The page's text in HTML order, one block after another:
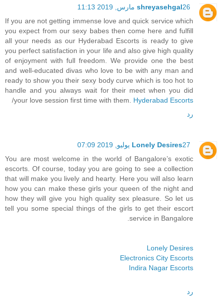
shreyasehgal26 مارس, 2019 11:13
If you are not getting immense love and quick service which
you expect from our sexy babes then come here and fulfill
all your needs as our Hyderabad Escorts is ready to give
you perfect satisfaction in your life and also give high quality
of enjoyment with full freedom. We provide one the best
and well-educated divas who love to be with any man and
ready to show you their sexy body curve which is too hot to
handle and you always wait for their meet when you did
your love session first time with them. Hyderabad Escorts
/
رد
Lonely Desires27 يوليو, 2019 07:09
You are most welcome in the world of Bangalore’s exotic
escorts. Of course, today you are going to see a collection
that will make you lively and hearty. Here you will also learn
how you can make these girls your queen of the night and
how they will give you high quality sex pleasure. So let us
tell you some special things of the girls to get their escort
service in Bangalore.
Lonely Desires
Electronics City Escorts
Indira Nagar Escorts
رد